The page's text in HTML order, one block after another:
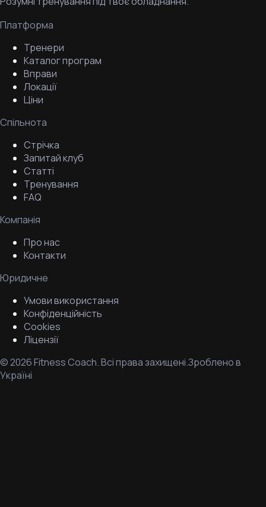
Платформа
Тренери
Каталог програм
Вправи
Локації
Ціни
Спільнота
Стрічка
Запитай клуб
Статті
Тренування
FAQ
Компанія
Про нас
Контакти
Юридичне
Умови використання
Конфіденційність
Cookies
Ліцензії
©2026Fitness Coach.Всі права захищені.Зроблено в
Україні